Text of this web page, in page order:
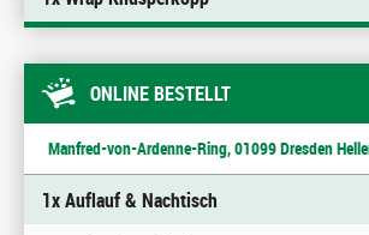
ONLINE BESTELLT
Manfred-von-Ardenne-Ring, 01099 Dresden
1x Auflauf & Nachtisch